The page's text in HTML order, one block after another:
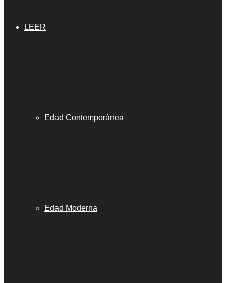
LEER
Edad Contemporánea
Edad Moderna